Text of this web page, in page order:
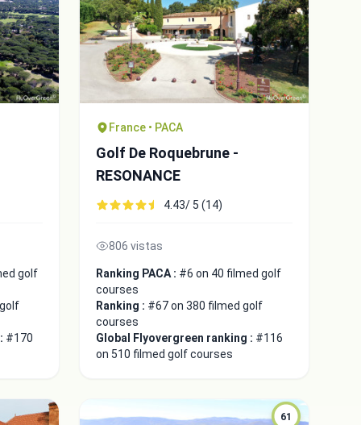
golf
#170
France • PACA
Golf De Roquebrune -
RESONANCE
4.43/ 5 (14)
806 vistas
Ranking PACA : #6 on 40 filmed golf
courses
Ranking : #67 on 380 filmed golf
courses
Global Flyovergreen ranking : #116
on 510 filmed golf courses
61